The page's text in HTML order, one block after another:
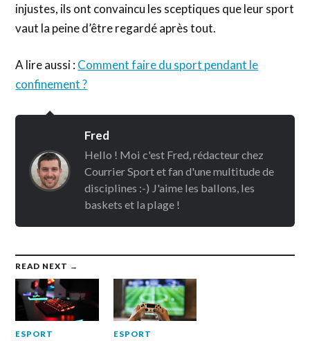
injustes, ils ont convaincu les sceptiques que leur sport
vaut la peine d’être regardé après tout.
A lire aussi :Comment faire du sport pendant le
confinement ?
Fred
Hello ! Moi c'est Fred, rédacteur chez
Courrier Sport et fan d'une multitude de
disciplines :-) J'aime les ballons, les
baskets et la plage !
READ NEXT →
ESPORT ESPORT